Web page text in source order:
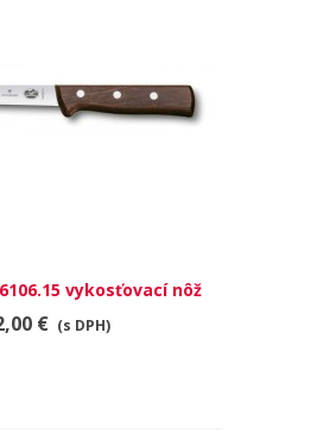
RÝCHLY NÁHĽADvykosťovací nôž
€ (s DPH)